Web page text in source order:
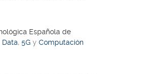
Española de
Data, 5G y Computación